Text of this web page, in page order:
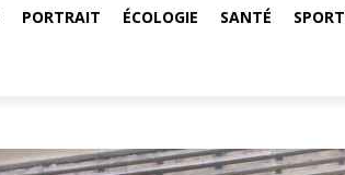
PORTRAIT ÉCOLOGIE SANTÉ SPORT